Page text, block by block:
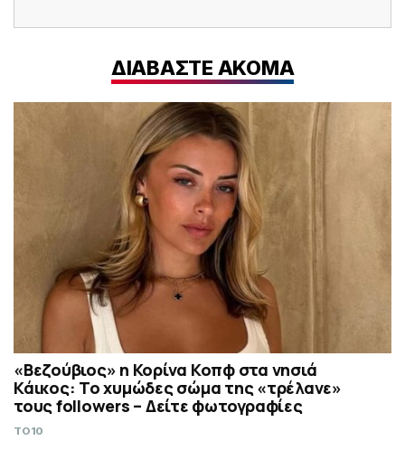
ΔΙΑΒΑΣΤΕ ΑΚΟΜΑ
«Βεζούβιος» η Κορίνα Κοπφ στα νησιά
Κάικος: Το χυμώδες σώμα της «τρέλανε»
τους followers – Δείτε φωτογραφίες
TO10